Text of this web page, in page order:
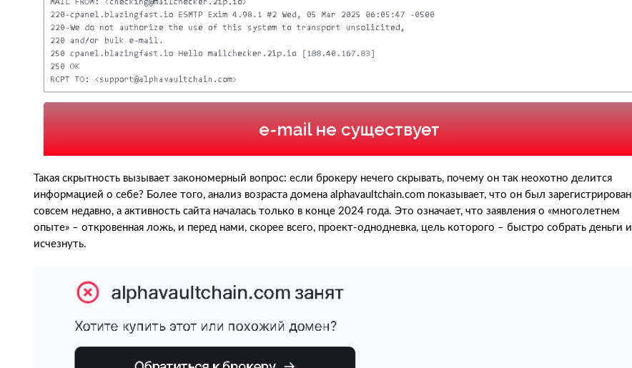
Такая скрытность вызывает закономерный вопрос: если брокеру нечего скрывать, почему он так неохотно делится
информацией о себе? Более того, анализ возраста домена alphavaultchain.com показывает, что он был зарегистрирован
совсем недавно, а активность сайта началась только в конце 2024 года. Это означает, что заявления о «многолетнем
опыте» – откровенная ложь, и перед нами, скорее всего, проект-однодневка, цель которого – быстро собрать деньги и
исчезнуть.